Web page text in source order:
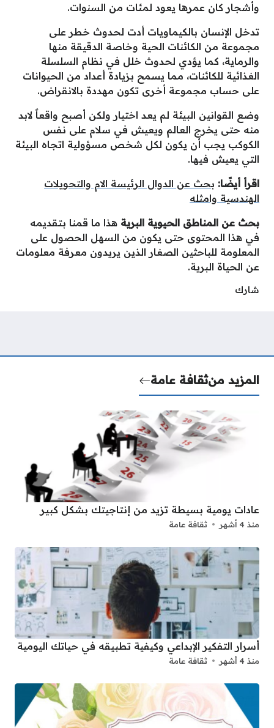
وأشجار كان عمرها يعود لمئات من السنوات.
تدخل الإنسان بالكيماويات أدت لحدوث خطر على
مجموعة من الكائنات الحية وخاصة الدقيقة منها
والرماية، كما يؤدي لحدوث خلل في نظام السلسلة
الغذائية للكائنات، مما يسمح بزيادة أعداد من الحيوانات
على حساب مجموعة أخرى تكون مهددة بالانقراض.
وضع القوانين البيئة لم يعد اختيار ولكن أصبح واقعاً لابد
منه حتى يخرج العالم ويعيش في سلام على نفس
الكوكب يجب أن يكون لكل شخص مسؤولية اتجاه البيئة
التي يعيش فيها.
اقرأ أيضًا: بحث عن الدوال الرئيسة الام والتحويلات
الهندسية وامثله
بحث عن المناطق الحيوية البرية هذا ما قمنا بتقديمه
في هذا المحتوى حتى يكون من السهل الحصول على
المعلومة للباحثين الصغار الذين يريدون معرفة معلومات
عن الحياة البرية.
شارك
المزيد منثقافة عامة
عادات يومية بسيطة تزيد من إنتاجيتك بشكل كبير
منذ 4 أشهر ثقافة عامة
أسرار التفكير الإبداعي وكيفية تطبيقه في حياتك اليومية
منذ 4 أشهر ثقافة عامة